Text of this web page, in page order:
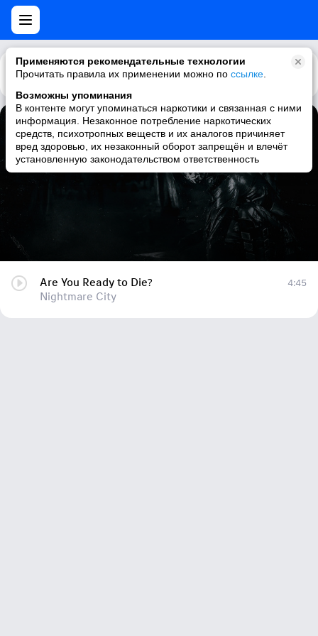
Применяются рекомендательные технологии
Прочитать правила их применении можно по ссылке
Возможны упоминания
В контенте могут упоминаться наркотики и связанная с ними
информация. Незаконное потребление наркотических
средств, психотропных веществ и их аналогов причиняет
вред здоровью, их незаконный оборот запрещён и влечёт
установленную законодательством ответственность
Каталог Рекомендации
Are You Ready to Die?
Nightmare City
Are You Ready to Die?
Nightmare City
4:45